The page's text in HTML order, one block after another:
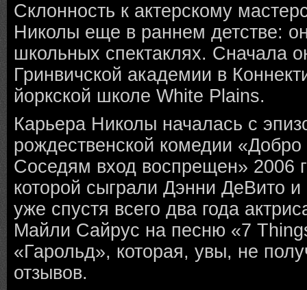
Склонность к актерскому
Николы еще в раннем детстве:
школьных спектаклях. Сначала
Гринвичской академии в
йоркской школе White Plains.
Карьера Николы началась с
рождественской комедии
Соседям вход воспрещен» 2006
которой сыграли Дэнни ДеВито
уже спустя всего два года
Майли Сайрус на песню «7
«Гарольд», которая, увы, не
отзывов.